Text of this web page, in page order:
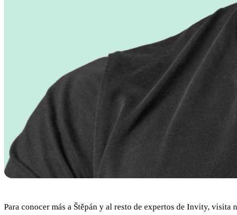
Para conocer más a Štěpán y al resto de expertos de Invity, visita